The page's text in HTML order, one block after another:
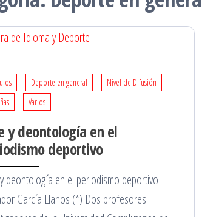
Deporte en general
Nivel de Difusión
Varios
y deontología en el
deportivo
deontología en el periodismo deportivo
García Llanos (*) Dos profesores